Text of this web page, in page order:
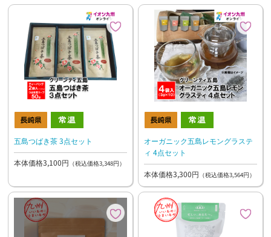
五島つばき茶 3点セット
本体価格3,100円 （税込価格3,348円）
オーガニック五島レモングラステ
ィ 4点セット
本体価格3,300円 （税込価格3,564円）